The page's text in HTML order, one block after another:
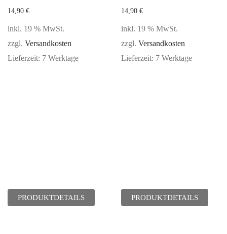
14,90 €
inkl. 19 % MwSt.
zzgl. Versandkosten
Lieferzeit: 7 Werktage
PRODUKTDETAILS
14,90 €
inkl. 19 % MwSt.
zzgl. Versandkosten
Lieferzeit: 7 Werktage
PRODUKTDETAILS